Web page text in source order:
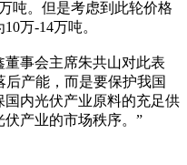
吨。但是考虑到此轮价格
万-14万吨。
事会主席朱共山对此表
后产能，而是要保护我国
内光伏产业原料的充足供
产业的市场秩序。”